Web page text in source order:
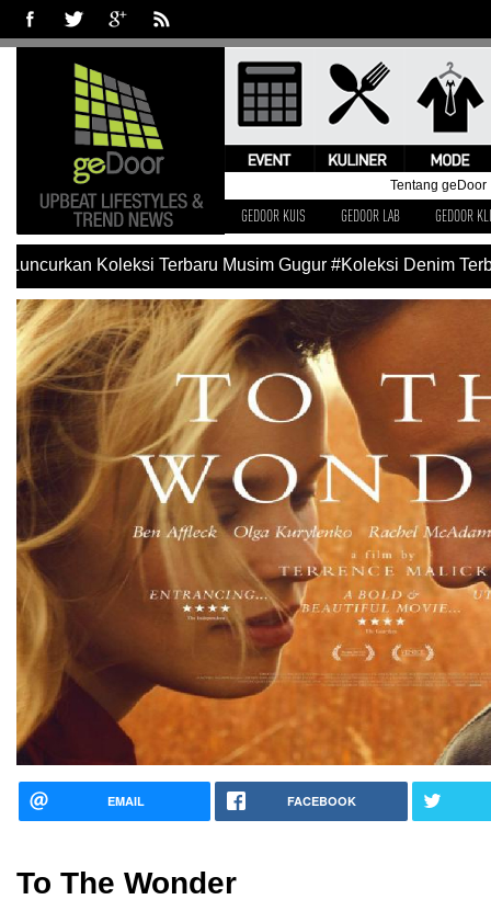
Tentang geDoor
GEDOOR KUIS GEDOOR LAB GEDOOR
Koleksi Terbaru Musim Gugur #Koleksi Denim
EMAIL FACEBOOK
To The Wonder